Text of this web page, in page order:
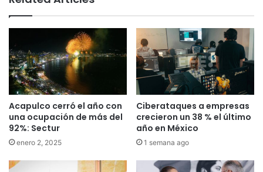
Acapulco cerró el año con
una ocupación de más del
92%: Sectur
enero 2, 2025
Ciberataques a empresas
crecieron un 38 % el último
año en México
1 semana ago